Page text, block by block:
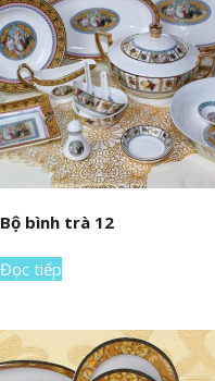
Bộ bình trà 12
Đọc tiếp